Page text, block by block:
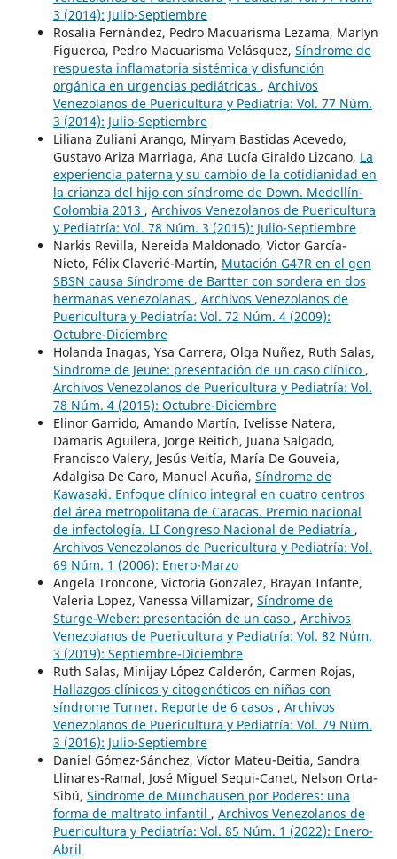
3 (2014): Julio-Septiembre
Rosalia Fernández, Pedro Macuarisma Lezama, Marlyn
Figueroa, Pedro Macuarisma Velásquez, Síndrome de
respuesta inflamatoria sistémica y disfunción
orgánica en urgencias pediátricas , Archivos
Venezolanos de Puericultura y Pediatría: Vol. 77 Núm.
3 (2014): Julio-Septiembre
Liliana Zuliani Arango, Miryam Bastidas Acevedo,
Gustavo Ariza Marriaga, Ana Lucía Giraldo Lizcano, La
experiencia paterna y su cambio de la cotidianidad en
la crianza del hijo con síndrome de Down. Medellín-
Colombia 2013 , Archivos Venezolanos de Puericultura
y Pediatría: Vol. 78 Núm. 3 (2015): Julio-Septiembre
Narkis Revilla, Nereida Maldonado, Victor García-
Nieto, Félix Claverié-Martín, Mutación G47R en el gen
SBSN causa Síndrome de Bartter con sordera en dos
hermanas venezolanas , Archivos Venezolanos de
Puericultura y Pediatría: Vol. 72 Núm. 4 (2009):
Octubre-Diciembre
Holanda Inagas, Ysa Carrera, Olga Nuñez, Ruth Salas,
Sindrome de Jeune: presentación de un caso clínico ,
Archivos Venezolanos de Puericultura y Pediatría: Vol.
78 Núm. 4 (2015): Octubre-Diciembre
Elinor Garrido, Amando Martín, Ivelisse Natera,
Dámaris Aguilera, Jorge Reitich, Juana Salgado,
Francisco Valery, Jesús Veitía, María De Gouveia,
Adalgisa De Caro, Manuel Acuña, Síndrome de
Kawasaki. Enfoque clínico integral en cuatro centros
del área metropolitana de Caracas. Premio nacional
de infectología. LI Congreso Nacional de Pediatría ,
Archivos Venezolanos de Puericultura y Pediatría: Vol.
69 Núm. 1 (2006): Enero-Marzo
Angela Troncone, Victoria Gonzalez, Brayan Infante,
Valeria Lopez, Vanessa Villamizar, Síndrome de
Sturge-Weber: presentación de un caso , Archivos
Venezolanos de Puericultura y Pediatría: Vol. 82 Núm.
3 (2019): Septiembre-Diciembre
Ruth Salas, Minijay López Calderón, Carmen Rojas,
Hallazgos clínicos y citogenéticos en niñas con
síndrome Turner. Reporte de 6 casos , Archivos
Venezolanos de Puericultura y Pediatría: Vol. 79 Núm.
3 (2016): Julio-Septiembre
Daniel Gómez-Sánchez, Víctor Mateu-Beitia, Sandra
Llinares-Ramal, José Miguel Sequi-Canet, Nelson Orta-
Sibú, Sindrome de Münchausen por Poderes: una
forma de maltrato infantil , Archivos Venezolanos de
Puericultura y Pediatría: Vol. 85 Núm. 1 (2022): Enero-
Abril